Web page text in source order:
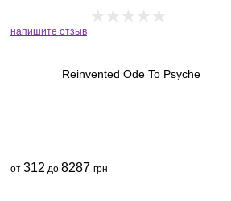
напишите отзыв
Reinvented Ode To Psyche
от 312 до 8287 грн